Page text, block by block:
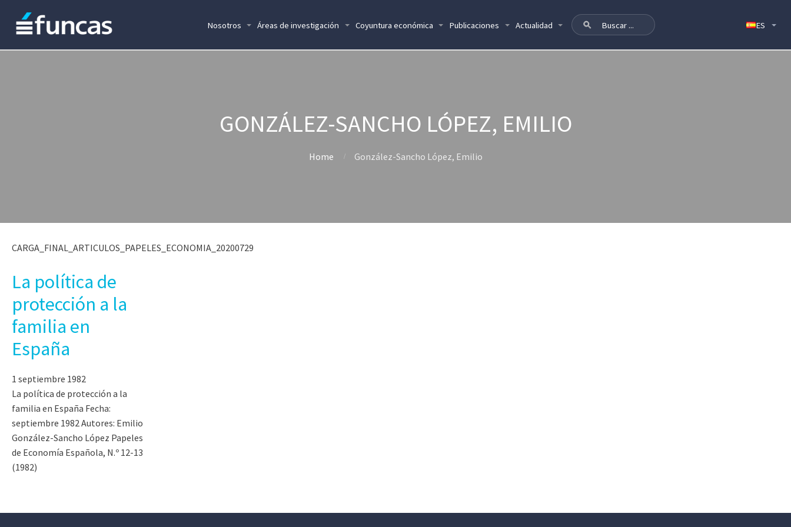
Nosotros Áreas de investigación Coyuntura económica Publicaciones Actualidad
GONZÁLEZ-SANCHO LÓPEZ, EMILIO
Home González-Sancho López, Emilio
CARGA_FINAL_ARTICULOS_PAPELES_ECONOMIA_20200729
La política de
protección a la
familia en
España
1 septiembre 1982
La política de protección a la
familia en España Fecha:
septiembre 1982 Autores: Emilio
González-Sancho López Papeles
de Economía Española, N.º 12-13
(1982)